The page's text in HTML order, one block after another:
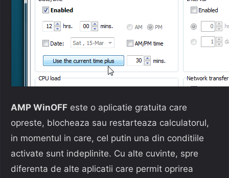
AMP WinOFF este o aplicatie gratuita care
opreste, blocheaza sau restarteaza calculatorul,
in momentul in care, cel putin una din conditiile
activate sunt indeplinite. Cu alte cuvinte, spre
diferenta de alte aplicatii care permit oprirea